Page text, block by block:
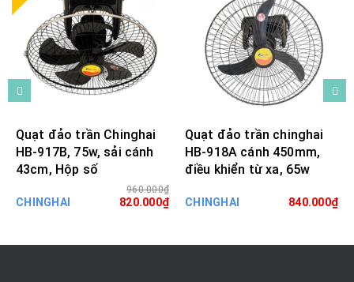
Quạt đảo trần Chinghai
HB-917B, 75w, sải cánh
43cm, Hộp số
CHINGHAI
960.000₫
820.000₫
Quạt đảo trần chinghai
HB-918A cánh 450mm,
điều khiển từ xa, 65w
CHINGHAI 840.000₫